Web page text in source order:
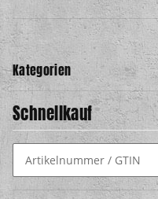
Kategorien
Schnellkauf